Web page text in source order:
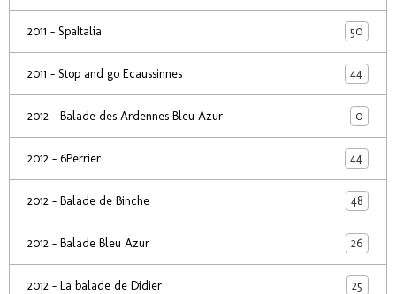
2011 - SpaItalia 50
2011 - Stop and go Ecaussinnes 44
2012 - Balade des Ardennes Bleu Azur 0
2012 - 6Perrier 44
2012 - Balade de Binche 48
2012 - Balade Bleu Azur 26
2012 - La balade de Didier 25